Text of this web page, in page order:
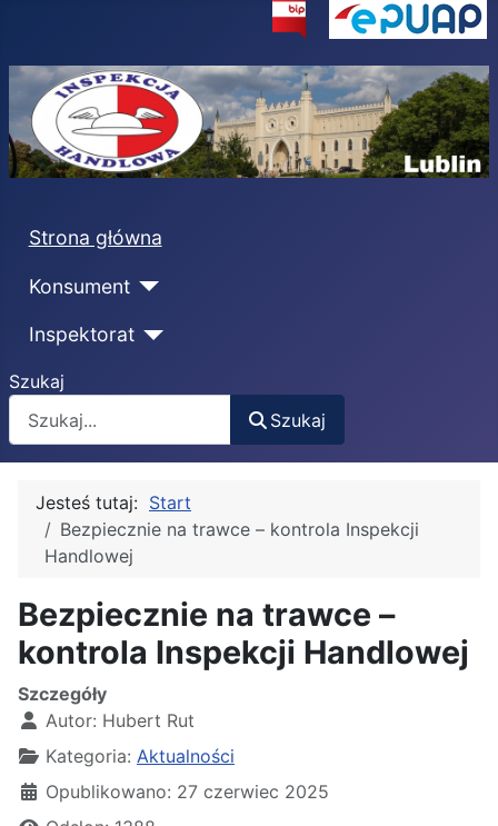
Strona główna
Konsument
Inspektorat
Szukaj
Szukaj
Jesteś tutaj: Start
Bezpiecznie na trawce – kontrola Inspekcji
Handlowej
Bezpiecznie na trawce –
kontrola Inspekcji Handlowej
Szczegóły
Autor: Hubert Rut
Kategoria: Aktualności
Opublikowano: 27 czerwiec 2025